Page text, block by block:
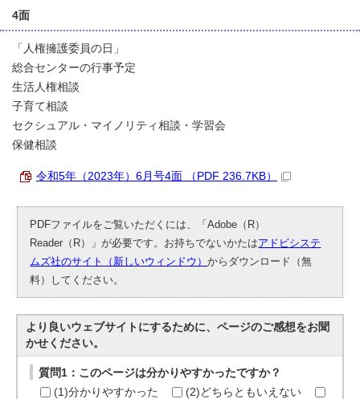
4面
「人権擁護委員の日」
総合センターの行事予定
生活人権相談
子育て相談
セクシュアル・マイノリティ相談・学習会
保健相談
令和5年（2023年）6月号4面 （PDF 236.7KB）
PDFファイルをご覧いただくには、「Adobe（R）
Reader（R）」が必要です。お持ちでないかたはアドビシステ
ムズ社のサイト（新しいウィンドウ）からダウンロード（無
料）してください。
より良いウェブサイトにするために、ページのご感想をお聞
かせください。
質問1：このページは分かりやすかったですか？
(1)分かりやすかった
(2)どちらともいえない